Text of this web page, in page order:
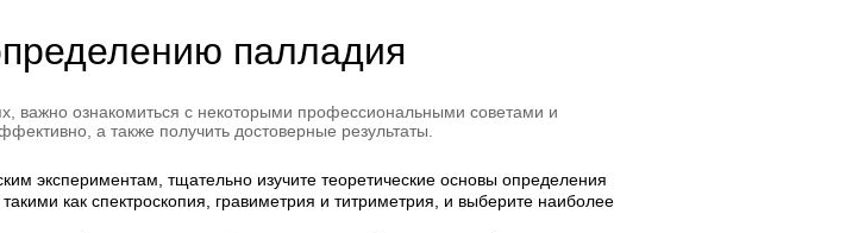
палладия
важно ознакомиться с некоторыми профессиональными советами и
а также получить достоверные результаты.
экспериментам, тщательно изучите теоретические основы определения
как спектроскопия, гравиметрия и титриметрия, и выберите наиболее